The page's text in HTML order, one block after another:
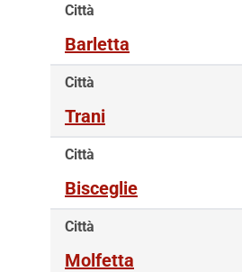
Città
Barletta
Città
Trani
Città
Bisceglie
Città
Molfetta